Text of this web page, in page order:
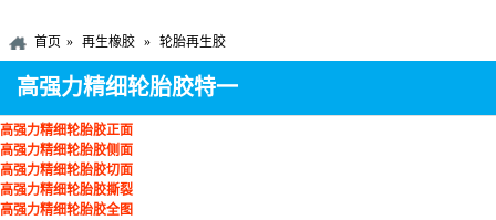
首页 再生橡胶 轮胎再生胶
高强力精细轮胎胶特一
高强力精细轮胎胶正面
高强力精细轮胎胶侧面
高强力精细轮胎胶切面
高强力精细轮胎胶撕裂
高强力精细轮胎胶全图